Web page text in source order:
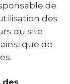
de
des
du site
ainsi que de
des